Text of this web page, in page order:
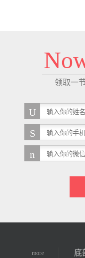
领取一
more 底